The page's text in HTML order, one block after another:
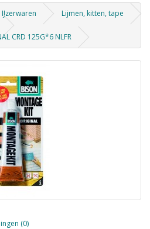
IJzerwaren
Lijmen, kitten, tape
CRD 125G*6 NLFR
(0)